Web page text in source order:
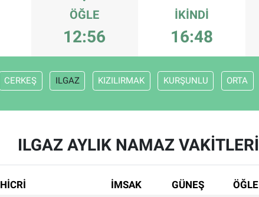
ÖĞLE
12:56
İKINDI
16:48
CERKEŞ ILGAZ KIZILIRMAK KURŞUNLU ORTA
ILGAZ AYLIK NAMAZ VAKITLERI
HİCRİ İMSAK GÜNEŞ ÖĞLE